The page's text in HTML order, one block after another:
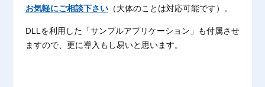
お気軽にご相談下さい（大体のことは対応可能です）。
DLLを利用した「サンプルアプリケーション」も付属させ
ますので、更に導入もし易いと思います。